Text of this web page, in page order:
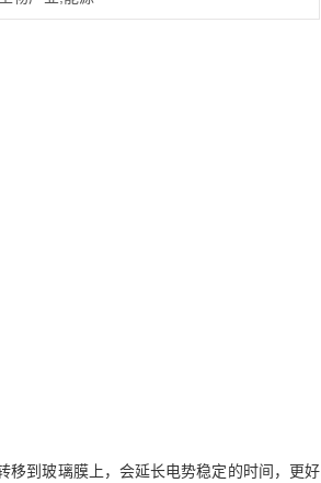
移到玻璃膜上，会延长电势稳定的时间，更好